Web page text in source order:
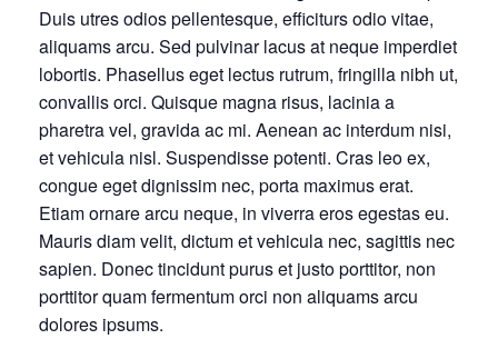
Duis utres odios pellentesque, efficiturs odio vitae,
aliquams arcu. Sed pulvinar lacus at neque imperdiet
lobortis. Phasellus eget lectus rutrum, fringilla nibh ut,
convallis orci. Quisque magna risus, lacinia a
pharetra vel, gravida ac mi. Aenean ac interdum nisi,
et vehicula nisl. Suspendisse potenti. Cras leo ex,
congue eget dignissim nec, porta maximus erat.
Etiam ornare arcu neque, in viverra eros egestas eu.
Mauris diam velit, dictum et vehicula nec, sagittis nec
sapien. Donec tincidunt purus et justo porttitor, non
porttitor quam fermentum orci non aliquams arcu
dolores ipsums.